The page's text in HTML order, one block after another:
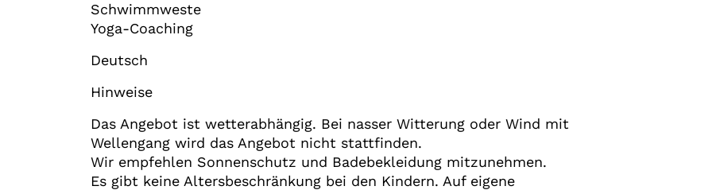
Schwimmweste
Yoga-Coaching
Deutsch
Hinweise
Das Angebot ist wetterabhängig. Bei nasser Witterung oder Wind mit
Wellengang wird das Angebot nicht stattfinden.
Wir empfehlen Sonnenschutz und Badebekleidung mitzunehmen.
Es gibt keine Altersbeschränkung bei den Kindern. Auf eigene